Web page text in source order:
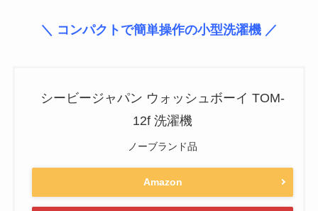
＼ コンパクトで簡単操作の小型洗濯機 ／
シービージャパン ウォッシュボーイ TOM-
12f 洗濯機
ノーブランド品
Amazon